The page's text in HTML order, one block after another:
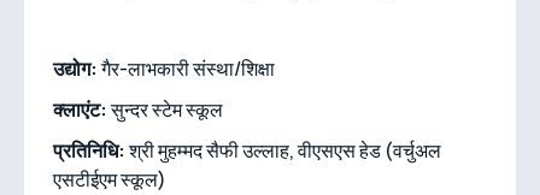
उद्योग:गैर-लाभकारी संस्था/शिक्षा
क्लाएंट:सुन्दर स्टेम स्कूल
प्रतिनिधि:श्री मुहम्मद सैफी उल्लाह, वीएसएस हेड (वर्चुअल
एसटीईएम स्कूल)